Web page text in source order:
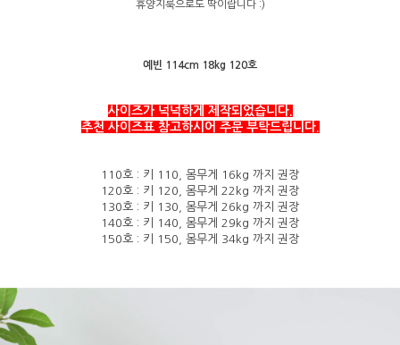
휴양지룩으로도 딱이랍니다 :)
예빈 114cm 18kg 120호
사이즈가 넉넉하게 제작되었습니다.
추천 사이즈표 참고하시어 주문 부탁드립니다.
110호 : 키 110, 몸무게 16kg 까지 권장
120호 : 키 120, 몸무게 22kg 까지 권장
130호 : 키 130, 몸무게 26kg 까지 권장
140호 : 키 140, 몸무게 29kg 까지 권장
150호 : 키 150, 몸무게 34kg 까지 권장